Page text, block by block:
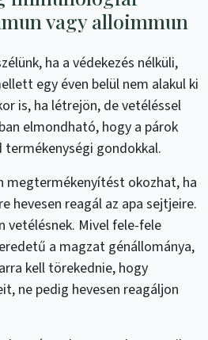
vagy alloimmun
ha a védekezés nélküli,
egy éven belül nem alakul ki
is, ha létrejön, de vetéléssel
elmondható, hogy a párok
termékenységi gondokkal.
megtermékenyítést okozhat, ha
hevesen reagál az apa sejtjeire.
vetélésnek. Mivel fele-fele
a magzat génállománya,
kell törekednie, hogy
ne pedig hevesen reagáljon